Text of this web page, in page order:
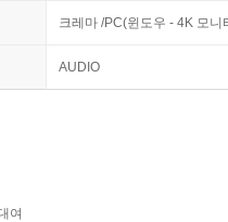
크레마 /PC(윈도우 - 4K 모
AUDIO
여